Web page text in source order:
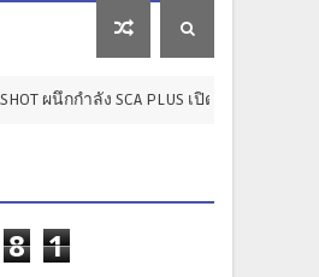
ลัง SCA PLUS เปิดโปรเจกต์ "STARLAB"
8 1